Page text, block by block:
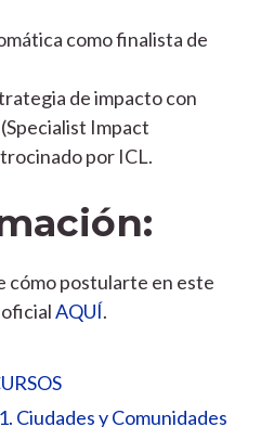
como finalista de
de impacto con
Impact
por ICL.
cómo postularte en este
AQUÍ.
Ciudades y Comunidades